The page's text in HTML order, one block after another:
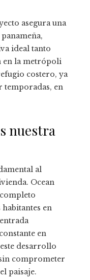
asegura una
ideal tanto
en la metrópoli
costero, ya
temporadas, en
nuestra
al
Ocean
en
en
desarrollo
comprometer
paisaje.